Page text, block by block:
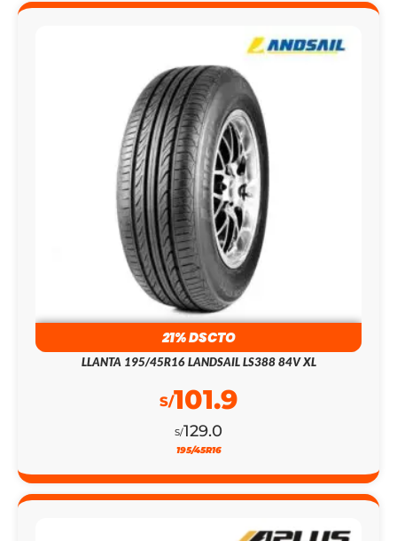
21% DSCTO
LLANTA 195/45R16 LANDSAIL LS388 84V XL
S/129.0
S/101.9
195/45R16